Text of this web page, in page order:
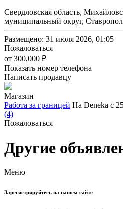
Свердловская область,
муниципальный округ,
Размещено: 31 июля 2026, 01:05
Пожаловаться
от 300,000 ₽
Показать номер телефона
Написать продавцу
Магазин
Работа за границей На Deneka с
(4)
Пожаловаться
Другие
Меню
Зарегистрируйтесь на нашем сайте